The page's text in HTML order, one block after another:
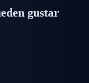
gustar